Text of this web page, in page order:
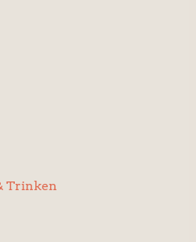
Trinken